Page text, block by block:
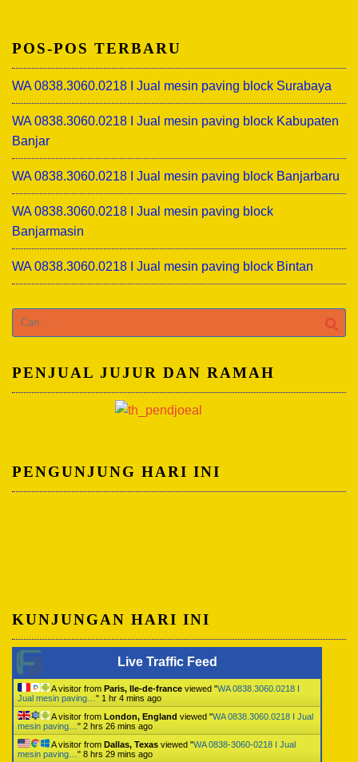
POS-POS TERBARU
WA 0838.3060.0218 I Jual mesin paving block Surabaya
WA 0838.3060.0218 I Jual mesin paving block Kabupaten
Banjar
WA 0838.3060.0218 I Jual mesin paving block Banjarbaru
WA 0838.3060.0218 I Jual mesin paving block
Banjarmasin
WA 0838.3060.0218 I Jual mesin paving block Bintan
Cari
untuk:
PENJUAL JUJUR DAN RAMAH
PENGUNJUNG HARI INI
KUNJUNGAN HARI INI
Live Traffic Feed
A visitor from Paris, Ile-de-france viewed "WA 0838.3060.0218 I
Jual mesin paving… " 1 hr 4 mins ago
A visitor from London, England viewed "WA 0838.3060.0218 I Jual
mesin paving… " 2 hrs 26 mins ago
A visitor from Dallas, Texas viewed "WA 0838-3060-0218 I Jual
mesin paving… " 8 hrs 29 mins ago